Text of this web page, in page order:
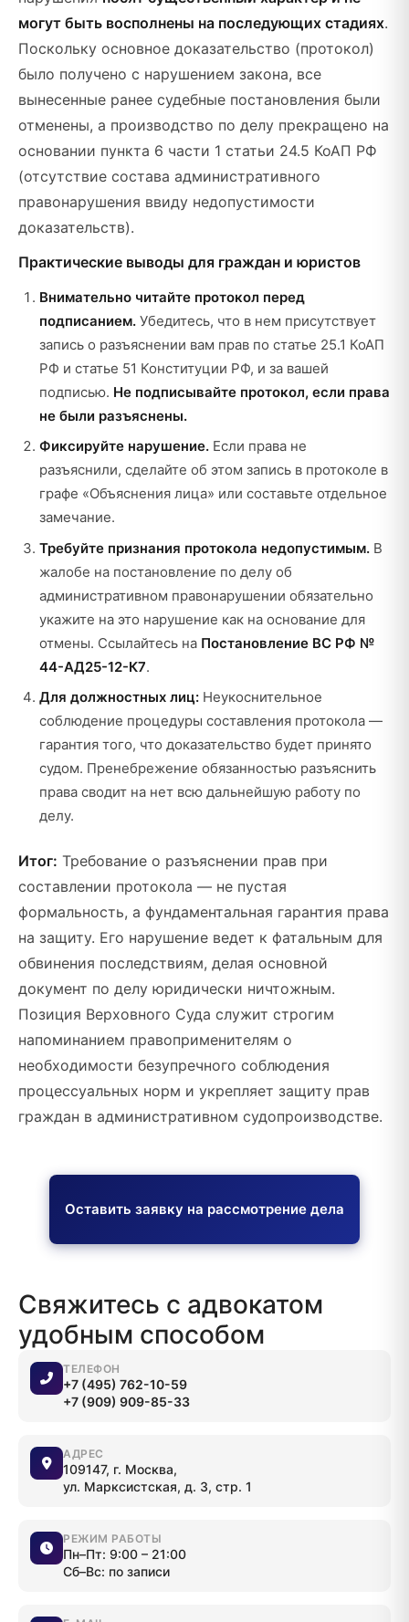
могут быть восполнены на последующих стадиях.
Поскольку основное доказательство (протокол)
было получено с нарушением закона, все
вынесенные ранее судебные постановления были
отменены, а производство по делу прекращено на
основании пункта 6 части 1 статьи 24.5 КоАП РФ
(отсутствие состава административного
правонарушения ввиду недопустимости
доказательств).
Практические выводы для граждан и юристов
Внимательно читайте протокол перед
подписанием.Убедитесь, что в нем присутствует
запись о разъяснении вам прав по статье 25.1 КоАП
РФ и статье 51 Конституции РФ, и за вашей
подписью. Не подписывайте протокол, если права
не были разъяснены.
Фиксируйте нарушение.Если права не
разъяснили, сделайте об этом запись в протоколе в
графе «Объяснения лица» или составьте отдельное
замечание.
Требуйте признания протокола недопустимым.В
жалобе на постановление по делу об
административном правонарушении обязательно
укажите на это нарушение как на основание для
отмены. Ссылайтесь на Постановление ВС РФ №
44-АД25-12-К7.
Для должностных лиц:Неукоснительное
соблюдение процедуры составления протокола —
гарантия того, что доказательство будет принято
судом. Пренебрежение обязанностью разъяснить
права сводит на нет всю дальнейшую работу по
делу.
Итог: Требование о разъяснении прав при
составлении протокола — не пустая
формальность, а фундаментальная гарантия права
на защиту. Его нарушение ведет к фатальным для
обвинения последствиям, делая основной
документ по делу юридически ничтожным.
Позиция Верховного Суда служит строгим
напоминанием правоприменителям о
необходимости безупречного соблюдения
процессуальных норм и укрепляет защиту прав
граждан в административном судопроизводстве.
Оставить заявку на рассмотрение дела
Свяжитесь с адвокатом
удобным способом
ТЕЛЕФОН
+7 (495) 762-10-59
+7 (909) 909-85-33
АДРЕС
109147, г. Москва,
ул. Марксистская, д. 3, стр. 1
РЕЖИМ РАБОТЫ
Пн–Пт: 9:00 – 21:00
Сб–Вс: по записи